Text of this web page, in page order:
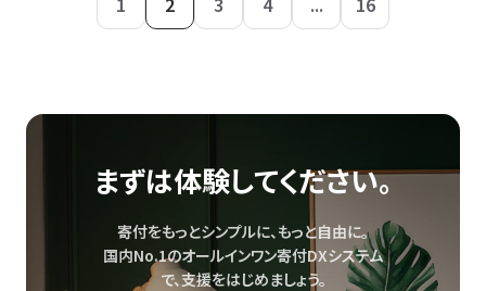
まずは体験してください。
寄付をもっとシンプルに、もっと自由に。
国内No.1のオールインワン寄付DXシステム
で、支援をはじめましょう。